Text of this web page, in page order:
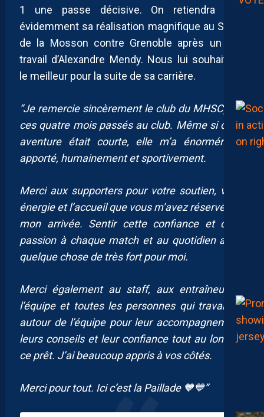
1 une passe décisive. On retiendra bien
évidemment sa réalisation magnifique au Stade
de la Mosson contre Grenoble après un bon
travail d’Alexandre Mendy. Nous lui souhaitons
le meilleur pour la suite de sa carrière.
“Je remercie sincèrement le club du MHSCpour
ces quatre mois passés au club. Même si cette
aventure était courte, elle m’a énormément
apporté, humainement et sportivement.
Merci aux supporters pour votre soutien, votre
énergie et l’accueil que vous m’avez réservé dès
mon arrivée. Sentir cette confiance et cette
passion à chaque match et au quotidien a été
quelque chose de très fort pour moi.
Merci également au staff, aux entraîneurs à
l’équipe et toutes les personnes qui travaillent
autour de l’équipe pour leur accompagnement,
leurs conseils et leur confiance tout au long de
ce prêt. J’ai beaucoup appris à vos côtés.
Merci pour tout. Ici c’est la Paillade 🧡💙”